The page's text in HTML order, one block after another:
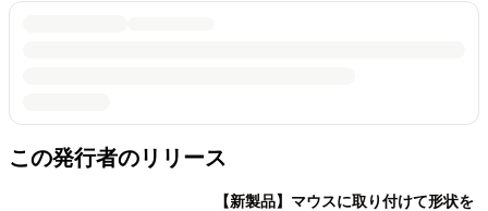
この発行者のリリース
【新製品】マウスに取り付けて形状を